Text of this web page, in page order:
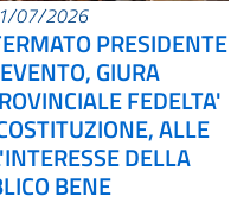
07/2026
PRESIDENTE
GIURA
FEDELTA'
ALLE
DELLA
BENE